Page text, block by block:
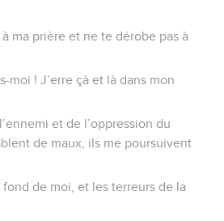
ma prière et ne te dérobe pas à
moi ! J’erre çà et là dans mon
et de l’oppression du
de maux, ils me poursuivent
de moi, et les terreurs de la